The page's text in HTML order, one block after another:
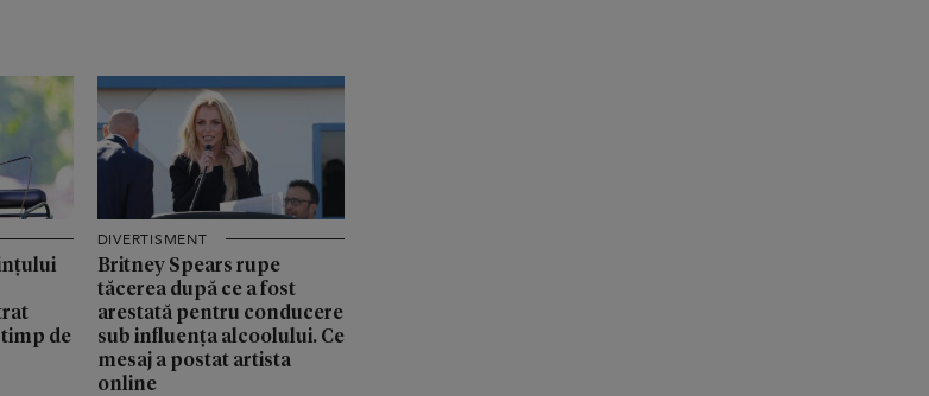
de
DIVERTISMENT
Britney Spears rupe
tăcerea după ce a fost
arestată pentru conducere
sub influența alcoolului. Ce
mesaj a postat artista
online